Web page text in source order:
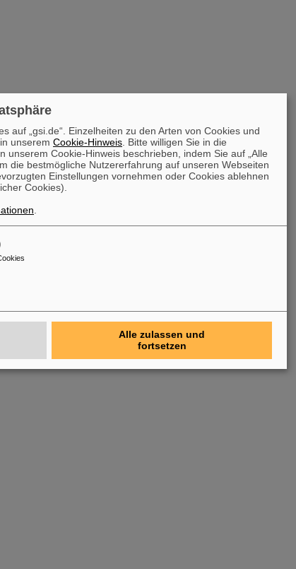
auf „gsi.de“. Einzelheiten zu den Arten von Cookies und
unserem Cookie-Hinweis . Bitte willigen Sie in die
unserem Cookie-Hinweis beschrieben, indem Sie auf „Alle
die bestmögliche Nutzererfahrung auf unseren Webseiten
Einstellungen vornehmen oder Cookies ablehnen
Cookies).
Alle zulassen und
fortsetzen